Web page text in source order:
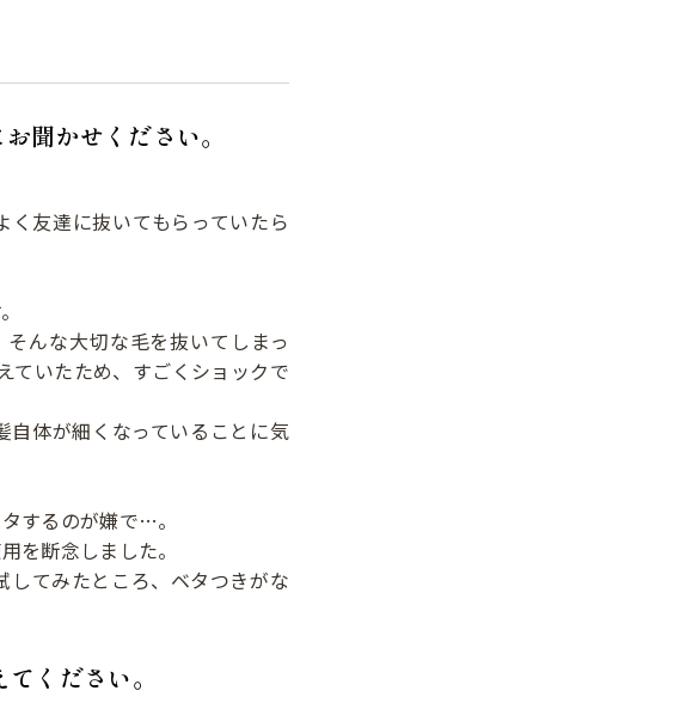
聞かせください。
友達に抜いてもらっていたら
んな大切な毛を抜いてしまっ
ていたため、すごくショックで
自体が細くなっていることに気
するのが嫌で…。
を断念しました。
してみたところ、ベタつきがな
ください。